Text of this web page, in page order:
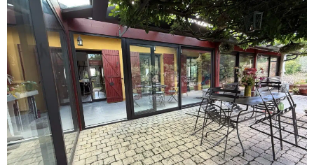
Rénovation d’une Véranda à
Chaponost